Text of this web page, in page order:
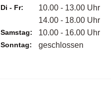
Di - Fr:
10.00 - 13.00 Uhr
14.00 - 18.00 Uhr
Samstag: 10.00 - 16.00 Uhr
Sonntag: geschlossen